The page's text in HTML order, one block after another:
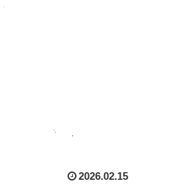
2026.02.15